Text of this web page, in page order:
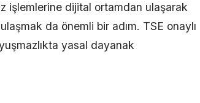
işlemlerine dijital ortamdan ulaşarak
da önemli bir adım. TSE onaylı
yasal dayanak